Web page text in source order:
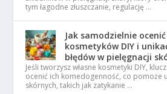
tym łagodne złuszczanie, regulację …
Jak samodzielnie
kosmetyków DIY i
błędów w pielęgnacji
Jeśli tworzysz własne kosmetyki DIY,
ocenić ich komedogenność, co pomoże
skórnych, takich jak zatykanie …